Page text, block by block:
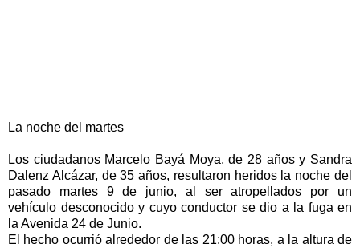
La noche del martes
Los ciudadanos Marcelo Bayá Moya, de 28 años y Sandra
Dalenz Alcázar, de 35 años, resultaron heridos la noche del
pasado martes 9 de junio, al ser atropellados por un
vehículo desconocido y cuyo conductor se dio a la fuga en
la Avenida 24 de Junio.
El hecho ocurrió alrededor de las 21:00 horas, a la altura de